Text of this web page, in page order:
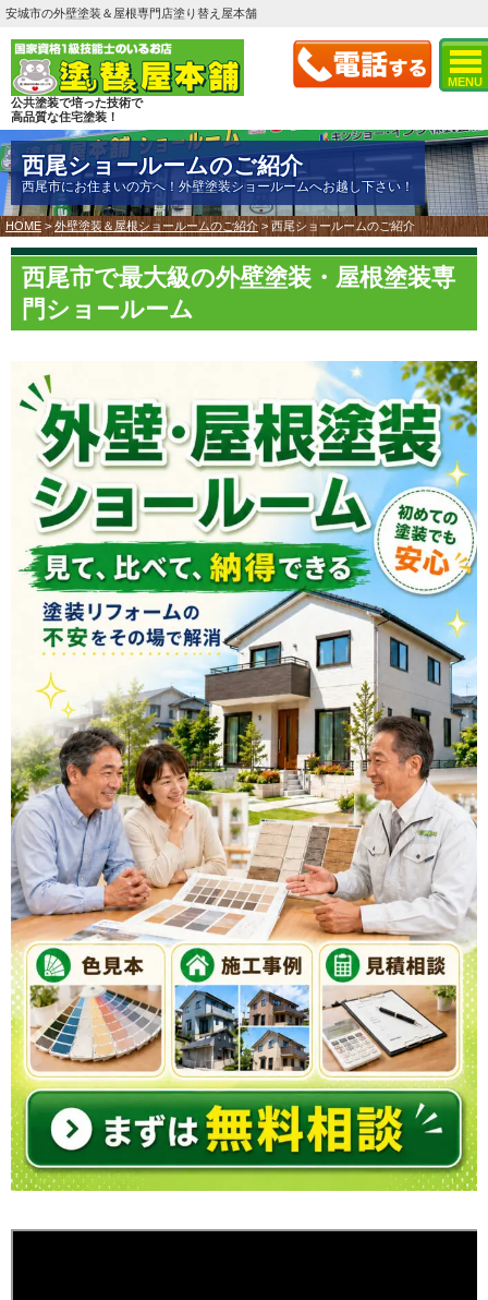
MENU
安城市の外壁塗装＆屋根専門店塗り替え屋本舗
公共塗装で培った技術で
高品質な住宅塗装！
西尾ショールームのご紹介
西尾市にお住まいの方へ！外壁塗装ショールームへお越し下さい！
HOME >外壁塗装＆屋根ショールームのご紹介> 西尾ショールームのご紹介
西尾市で最大級の外壁塗装・屋根塗装専
門ショールーム